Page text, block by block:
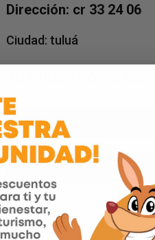
Dirección: cr 33 24 06
Ciudad: tuluá
Agenda por
Instagram